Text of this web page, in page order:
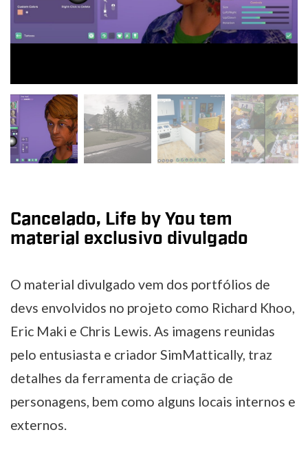
Cancelado, Life by You tem
material exclusivo divulgado
O material divulgado vem dos portfólios de
devs envolvidos no projeto como Richard Khoo,
Eric Maki e Chris Lewis. As imagens reunidas
pelo entusiasta e criador SimMattically, traz
detalhes da ferramenta de criação de
personagens, bem como alguns locais internos e
externos.